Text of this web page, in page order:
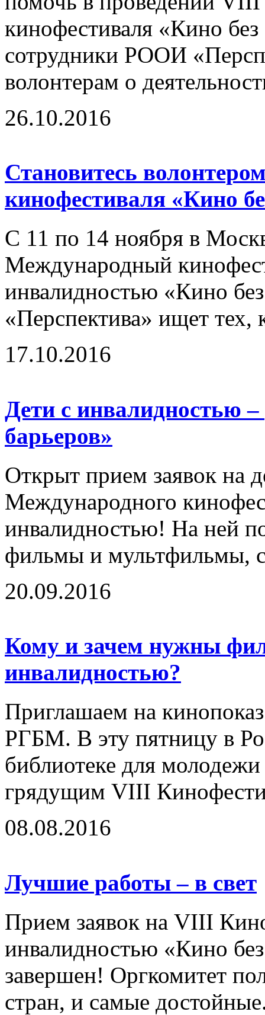
кинофестиваля «Кино
сотрудники РООИ
волонтерам о
26.10.2016
Становитесь
кинофестиваля «Кино
С 11 по 14 ноября в
Международный
инвалидностью «Кино
«Перспектива» ищет тех,
17.10.2016
Дети с инвалидностью
барьеров»
Открыт прием заявок на
Международного
инвалидностью! На ней
фильмы и мультфильмы,
20.09.2016
Кому и зачем нужны
инвалидностью?
Приглашаем на
РГБМ. В эту пятницу в
библиотеке для молодежи
грядущим VIII
08.08.2016
Лучшие работы – в свет
Прием заявок на VIII
инвалидностью «Кино
завершен! Оргкомитет
стран, и самые